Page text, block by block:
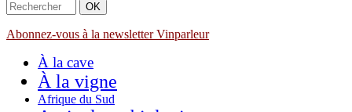
Abonnez-vous à la newsletter Vinparleur
À la cave
À la vigne
Afrique du Sud